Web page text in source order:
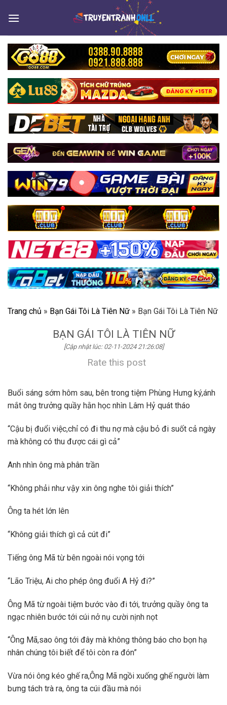
Trang chủ » Bạn Gái Tôi Là Tiên Nữ » Bạn Gái Tôi Là Tiên Nữ
BẠN GÁI TÔI LÀ TIÊN NỮ
[Cập nhật lúc: 02-11-2024 21:26:08]
Rate this post
Buổi sáng sớm hôm sau, bên trong tiệm Phùng Hưng ký,ánh
mắt ông trưởng quầy hằn học nhìn Lâm Hỷ quát tháo
“Cậu bị đuổi việc,chỉ có đi thu nợ mà cậu bỏ đi suốt cả ngày
mà không có thu được cái gì cả”
Anh nhìn ông mà phân trần
“Không phải như vậy xin ông nghe tôi giải thích”
Ông ta hét lớn lên
“Không giải thích gì cả cút đi”
Tiếng ông Mã từ bên ngoài nói vọng tới
“Lão Triệu, Ai cho phép ông đuổi A Hỷ đi?”
Ông Mã từ ngoài tiệm bước vào đi tới, trưởng quầy ông ta
ngạc nhiên bước tới cúi nở nụ cười nịnh nọt
“Ông Mã,sao ông tới đây mà không thông báo cho bọn hạ
nhân chúng tôi biết để tôi còn ra đón”
Vừa nói ông kéo ghế ra,Ông Mã ngồi xuống ghế người làm
bưng tách trà ra, ông ta cúi đầu mà nói